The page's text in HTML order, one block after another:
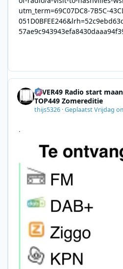
utm_term=69C07DC8-7B5C-
4EVER49 Radio start
TOP449 Zomereditie
thijs5326 ·GeplaatstVrijdag
.